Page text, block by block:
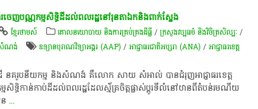
ារ​ចេញ​បណ្ណ​កម្មសិទ្ធិ​ដី​ដល់​ពលរដ្ឋ​នៅ​រុន​តា​ឯក​និង​ពាក់​ស្នែង​
ខ្មែរថាមស៍ គោលនយោបាយ និង​ការគ្រប់គ្រង​ដីធ្លី/ក្រសួងវប្បធម៌ និងវិចិត្រសិល្បៈ /
សំណង់
ឧទ្យានបុរាណវិទ្យាអង្គរ (AAP) /អាជ្ញាធរ​ជាតិ​អប្សរា​ (ANA) /អាជ្ញាធរខេត្ត
នដី​ នគរូបនីយកម្ម​ និង​សំណង់​ គឺ​លោក​ សាយ​ សំ​អាល់​ បាន​ជំរុញ​អាជ្ញាធរ​ខេត្ត
សិទ្ធិ​កាន់កាប់​ដី​ដល់​ពលរដ្ឋ​ដែល​ស្ម័គ្រចិត្ត​ផ្លាស់​ប្ដូរ​ទីលំនៅ​ឋាន​ពី​តំបន់​រមណីយ
...